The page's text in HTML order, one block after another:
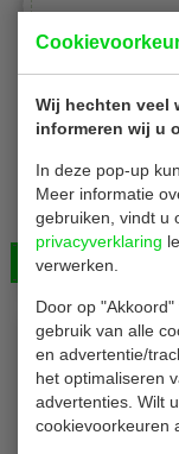
Wij hechten veel
informeren wij u
In deze pop-up
Meer informatie
gebruiken, vindt u
privacyverklaring
verwerken.
Door op
gebruik van alle
en advertentie/
het optimaliseren
advertenties. Wilt
cookievoorkeuren
Conpax
Tafelkleed | op
meter | 4 rollen
€ 84,00